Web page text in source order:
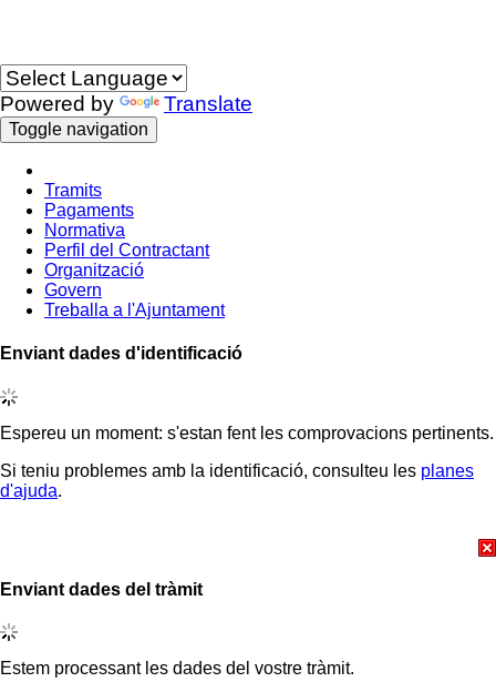
Powered by Translate
Toggle navigation
Tramits
Pagaments
Normativa
Perfil del Contractant
Organització
Govern
Treballa a l'Ajuntament
Enviant dades d'identificació
Espereu un moment: s'estan fent les comprovacions pertinents.
Si teniu problemes amb la identificació, consulteu les planes
d'ajuda.
Enviant dades del tràmit
Estem processant les dades del vostre tràmit.